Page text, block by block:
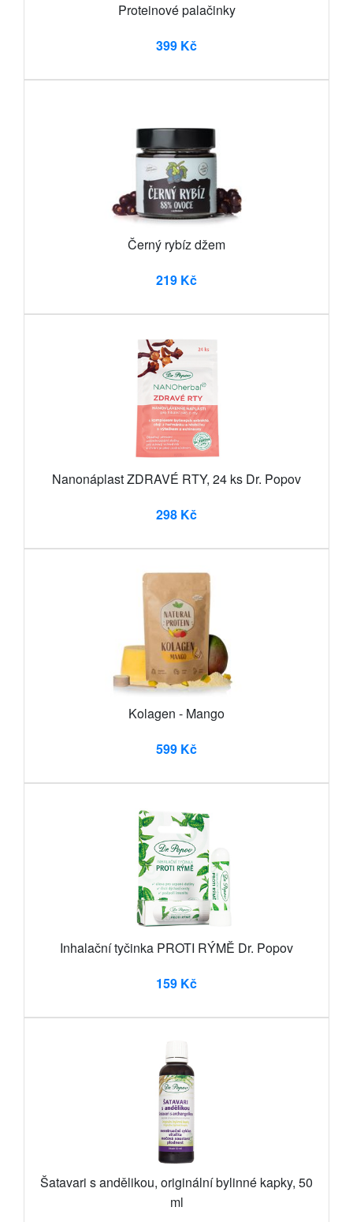
Proteinové palačinky
399 Kč
Černý rybíz džem
219 Kč
Nanonáplast ZDRAVÉ RTY, 24 ks Dr. Popov
298 Kč
Kolagen - Mango
599 Kč
Inhalační tyčinka PROTI RÝMĚ Dr. Popov
159 Kč
Šatavari s andělikou, originální bylinné kapky, 50
ml